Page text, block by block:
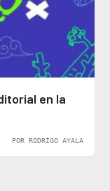
en la
POR RODRIGO AYALA